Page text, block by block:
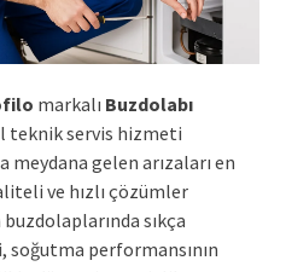
markalı Buzdolabı
teknik servis hizmeti
meydana gelen arızaları en
ve hızlı çözümler
sıkça
soğutma performansının